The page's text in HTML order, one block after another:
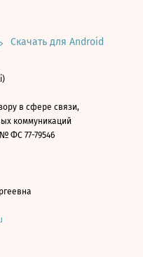
Скачать для Android
в сфере связи,
коммуникаций
ФС 77-79546